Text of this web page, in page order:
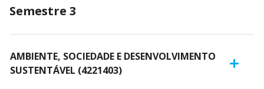
Semestre 3
AMBIENTE, SOCIEDADE E DESENVOLVIMENTO
SUSTENTÁVEL (4221403)